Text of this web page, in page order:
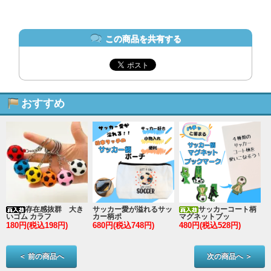
この商品を共有する
おすすめ
存在感抜群 大き
いゴム カラフ
180円(税込198円)
サッカー愛が溢れるサッ
カー柄ポ
680円(税込748円)
サッカーコート柄
マグネットブッ
480円(税込528円)
＜ 前の商品へ 次の商品へ ＞